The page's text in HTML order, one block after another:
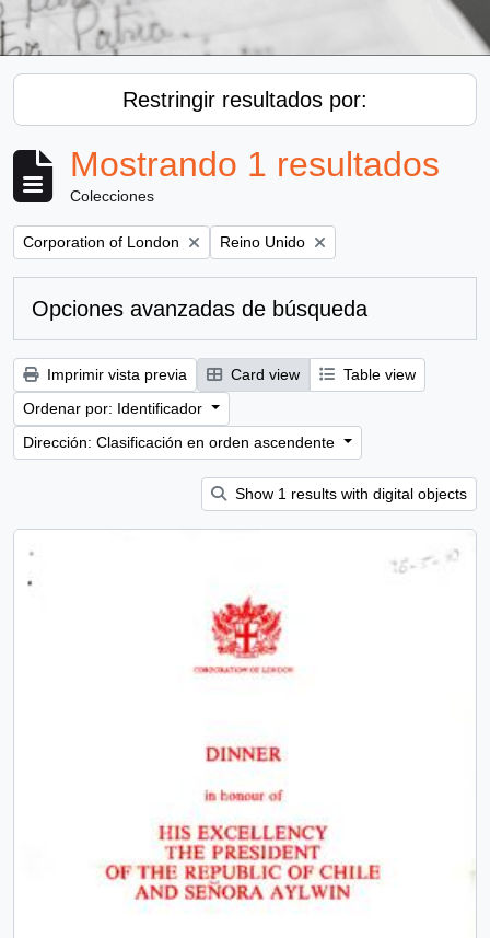
Restringir resultados por:
Mostrando 1 resultados
Colecciones
Remove filter:
Corporation of London Remove filter:
Reino Unido
Opciones avanzadas de búsqueda
Imprimir vista previa Card view
Table view
Ordenar por: Identificador
Dirección: Clasificación en orden ascendente
Show 1 results with digital objects